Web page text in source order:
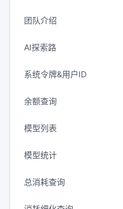
团队介绍
AI探索路
系统令牌&用户ID
余额查询
模型列表
模型统计
总消耗查询